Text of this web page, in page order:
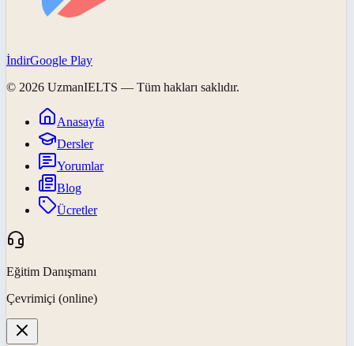
İndirGoogle Play
© 2026 UzmanIELTS — Tüm hakları saklıdır.
Anasayfa
Dersler
Yorumlar
Blog
Ücretler
Eğitim Danışmanı
Çevrimiçi (online)